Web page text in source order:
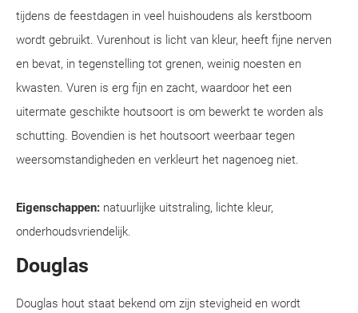
tijdens de feestdagen in veel huishoudens als kerstboom
wordt gebruikt. Vurenhout is licht van kleur, heeft fijne nerven
en bevat, in tegenstelling tot grenen, weinig noesten en
kwasten. Vuren is erg fijn en zacht, waardoor het een
uitermate geschikte houtsoort is om bewerkt te worden als
schutting. Bovendien is het houtsoort weerbaar tegen
weersomstandigheden en verkleurt het nagenoeg niet.
Eigenschappen: natuurlijke uitstraling, lichte kleur,
onderhoudsvriendelijk.
Douglas
Douglas hout staat bekend om zijn stevigheid en wordt